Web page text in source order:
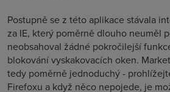
Postupně se z této aplikace stávala
za IE, který poměrně dlouho neuměl
neobsahoval žádné pokročilejší
blokování vyskakovacích oken.
tedy poměrně jednoduchý -
Firefoxu a když něco nepojede, je